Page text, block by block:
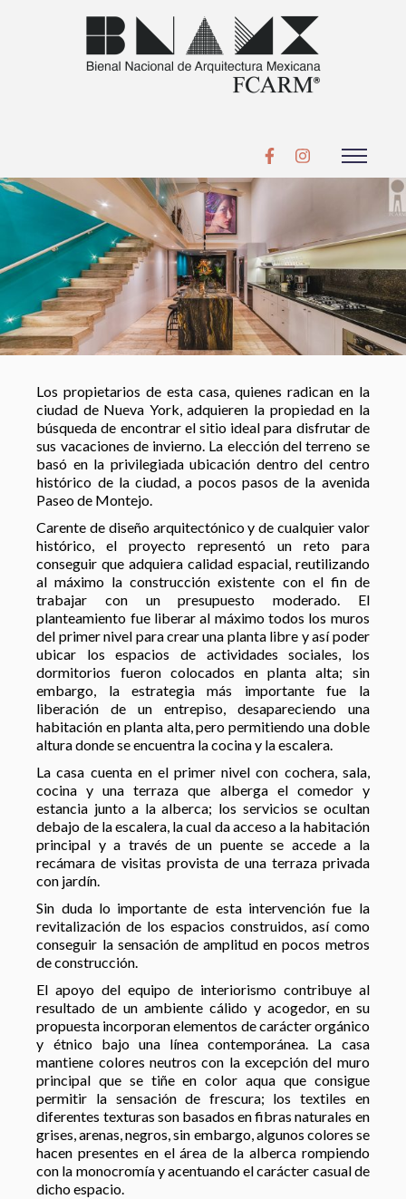
Los propietarios de esta casa, quienes radican en la
ciudad de Nueva York, adquieren la propiedad en la
búsqueda de encontrar el sitio ideal para disfrutar de
sus vacaciones de invierno. La elección del terreno se
basó en la privilegiada ubicación dentro del centro
histórico de la ciudad, a pocos pasos de la avenida
Paseo de Montejo.
Carente de diseño arquitectónico y de cualquier valor
histórico, el proyecto representó un reto para
conseguir que adquiera calidad espacial, reutilizando
al máximo la construcción existente con el fin de
trabajar con un presupuesto moderado. El
planteamiento fue liberar al máximo todos los muros
del primer nivel para crear una planta libre y así poder
ubicar los espacios de actividades sociales, los
dormitorios fueron colocados en planta alta; sin
embargo, la estrategia más importante fue la
liberación de un entrepiso, desapareciendo una
habitación en planta alta, pero permitiendo una doble
altura donde se encuentra la cocina y la escalera.
La casa cuenta en el primer nivel con cochera, sala,
cocina y una terraza que alberga el comedor y
estancia junto a la alberca; los servicios se ocultan
debajo de la escalera, la cual da acceso a la habitación
principal y a través de un puente se accede a la
recámara de visitas provista de una terraza privada
con jardín.
Sin duda lo importante de esta intervención fue la
revitalización de los espacios construidos, así como
conseguir la sensación de amplitud en pocos metros
de construcción.
El apoyo del equipo de interiorismo contribuye al
resultado de un ambiente cálido y acogedor, en su
propuesta incorporan elementos de carácter orgánico
y étnico bajo una línea contemporánea. La casa
mantiene colores neutros con la excepción del muro
principal que se tiñe en color aqua que consigue
permitir la sensación de frescura; los textiles en
diferentes texturas son basados en fibras naturales en
grises, arenas, negros, sin embargo, algunos colores se
hacen presentes en el área de la alberca rompiendo
con la monocromía y acentuando el carácter casual de
dicho espacio.